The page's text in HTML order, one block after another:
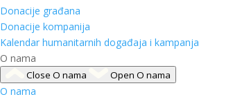
Donacije građana
Donacije kompanija
Kalendar humanitarnih događaja i kampanja
O nama
Close O nama Open O nama
O nama